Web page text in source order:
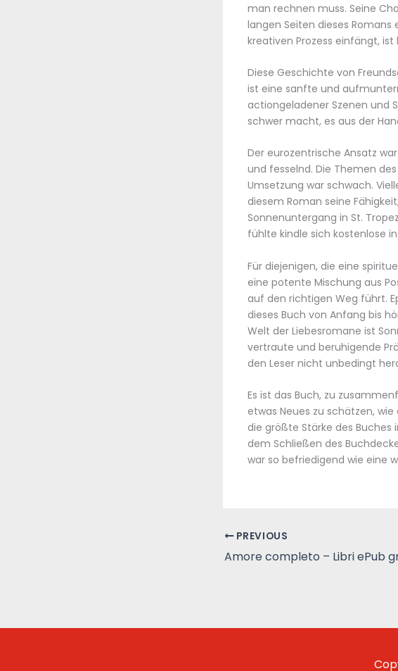
man rechnen muss. Seine
langen Seiten dieses Romans
kreativen Prozess einfängt,
Diese Geschichte von
ist eine sanfte und
actiongeladener Szenen und
schwer macht, es aus der
Der eurozentrische Ansatz
und fesselnd. Die Themen
Umsetzung war schwach.
diesem Roman seine
Sonnenuntergang in St.
fühlte kindle sich kostenlose
Für diejenigen, die eine
eine potente Mischung aus
auf den richtigen Weg führt.
dieses Buch von Anfang bis
Welt der Liebesromane ist
vertraute und beruhigende
den Leser nicht unbedingt
Es ist das Buch, zu
etwas Neues zu schätzen,
die größte Stärke des
dem Schließen des
war so befriedigend wie eine
PREVIOUS